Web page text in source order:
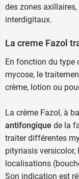
Effets
La crème
indésirables
des
comme
comme
des
yeux ou
des zones
interdigitaux.
La creme Fazol
En fonction du type
mycose, le
crème, lotion ou
La crème Fazol, à
antifongique de la
traiter différentes
pityriasis
localisations
Son indication est